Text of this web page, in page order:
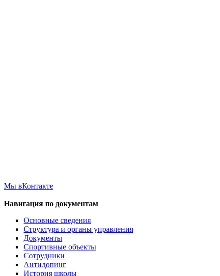
Мы вКонтакте
Навигация по документам
Основные сведения
Структура и органы управления
Документы
Спортивные объекты
Сотрудники
Антидопинг
История школы